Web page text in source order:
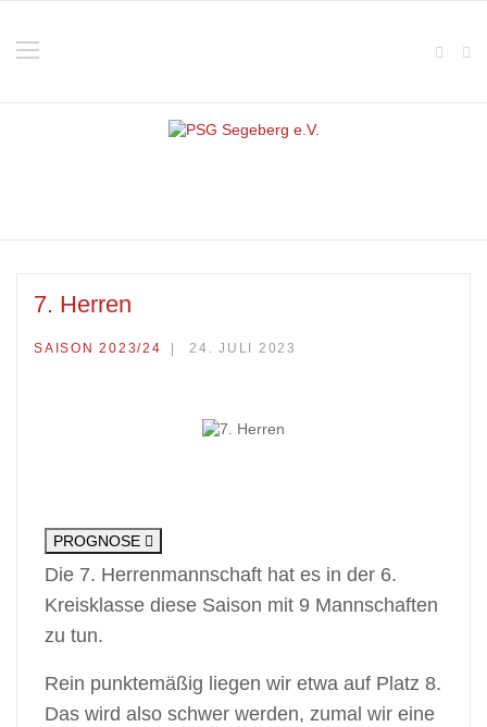
7. Herren
SAISON 2023/24 24. JULI 2023
PROGNOSE
Die 7. Herrenmannschaft hat es in der 6.
Kreisklasse diese Saison mit 9 Mannschaften
zu tun.
Rein punktemäßig liegen wir etwa auf Platz 8.
Das wird also schwer werden, zumal wir eine